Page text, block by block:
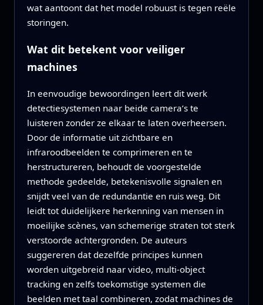
wat aantoont dat het model robuust is tegen reële
storingen.
Wat dit betekent voor veiliger
machines
In eenvoudige bewoordingen leert dit werk
detectiesystemen naar beide camera’s te
luisteren zonder ze elkaar te laten overheersen.
Door de informatie uit zichtbare en
infraroodbeelden te comprimeren en te
herstructureren, behoudt de voorgestelde
methode gedeelde, betekenisvolle signalen en
snijdt veel van de redundantie en ruis weg. Dit
leidt tot duidelijkere herkenning van mensen in
moeilijke scènes, van schemerige straten tot sterk
verstoorde achtergronden. De auteurs
suggereren dat dezelfde principes kunnen
worden uitgebreid naar video, multi‑object
tracking en zelfs toekomstige systemen die
beelden met taal combineren, zodat machines de